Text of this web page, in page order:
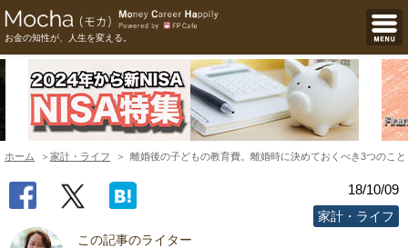
お金の知性が、人生を変える。
ホーム 家計・ライフ 離婚後の子どもの教育費。離婚時に決めておくべき3つのこと
18/10/09
家計・ライフ
この記事のライター